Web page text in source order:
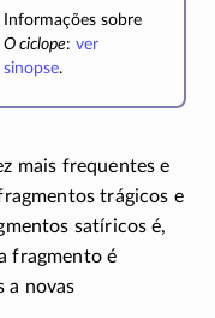
Informações sobre
O ciclope: ver
sinopse.
mais frequentes e
trágicos e
satíricos é,
fragmento é
a novas